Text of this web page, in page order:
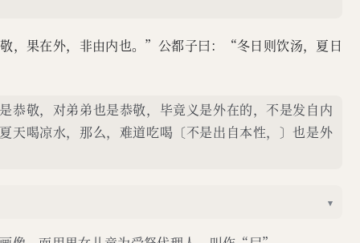
，果在外，非由内也。”公都子曰：“冬日则饮汤，夏日
恭敬，对弟弟也是恭敬，毕竟义是外在的，不是发自内
喝凉水，那么，难道吃喝〔不是出自本性，〕也是外
▾